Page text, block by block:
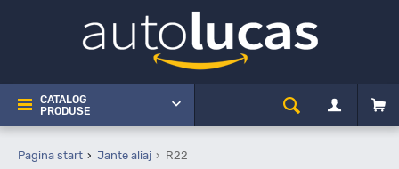
CATALOG
PRODUSE
Pagina start Jante aliaj R22